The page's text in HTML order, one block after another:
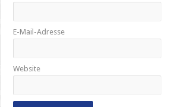
E-Mail-Adresse
Website